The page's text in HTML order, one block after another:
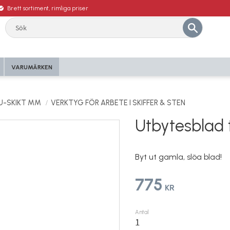
Brett sortiment, rimliga priser
VARUMÄRKEN
SKIKT MM VERKTYG FÖR ARBETE I SKIFFER & STEN
Utbytesblad
Byt ut gamla, slöa blad!
775 KR
Antal